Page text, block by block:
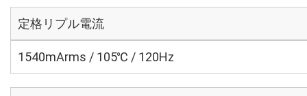
定格リプル電流
1540mArms / 105℃ / 120Hz